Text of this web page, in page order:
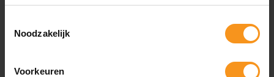
Noodzakelijk
Voorkeuren
en ontvang direct 5% korting op alles!